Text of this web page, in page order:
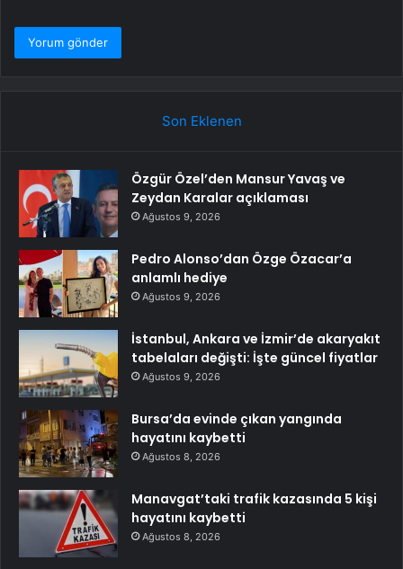
Son Eklenen
Özgür Özel’den Mansur Yavaş ve
Zeydan Karalar açıklaması
Ağustos 9, 2026
Pedro Alonso’dan Özge Özacar’a
anlamlı hediye
Ağustos 9, 2026
İstanbul, Ankara ve İzmir’de akaryakıt
tabelaları değişti: İşte güncel fiyatlar
Ağustos 9, 2026
Bursa’da evinde çıkan yangında
hayatını kaybetti
Ağustos 8, 2026
Manavgat’taki trafik kazasında 5 kişi
hayatını kaybetti
Ağustos 8, 2026